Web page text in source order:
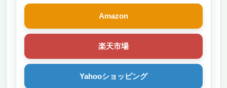
Amazon
楽天市場
Yahooショッピング